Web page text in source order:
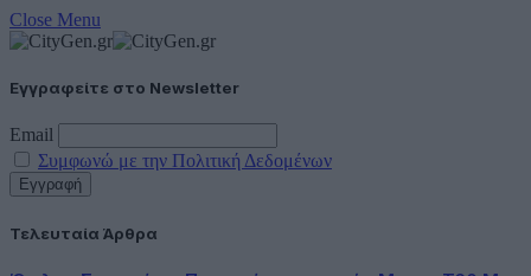
Close Menu
Εγγραφείτε στο Newsletter
Email
Συμφωνώ με την Πολιτική Δεδομένων
Τελευταία Άρθρα